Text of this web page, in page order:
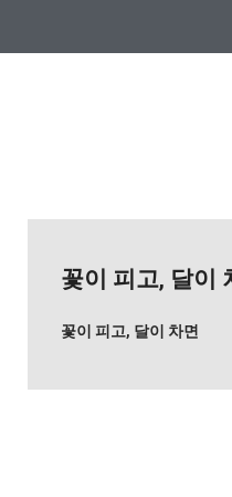
꽃이 피고, 달이
꽃이 피고, 달이 차면